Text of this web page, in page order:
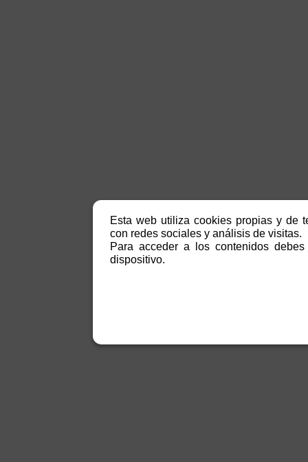
Esta web utiliza cookies propias y de
con redes sociales y análisis de visitas.
Para acceder a los contenidos
dispositivo.